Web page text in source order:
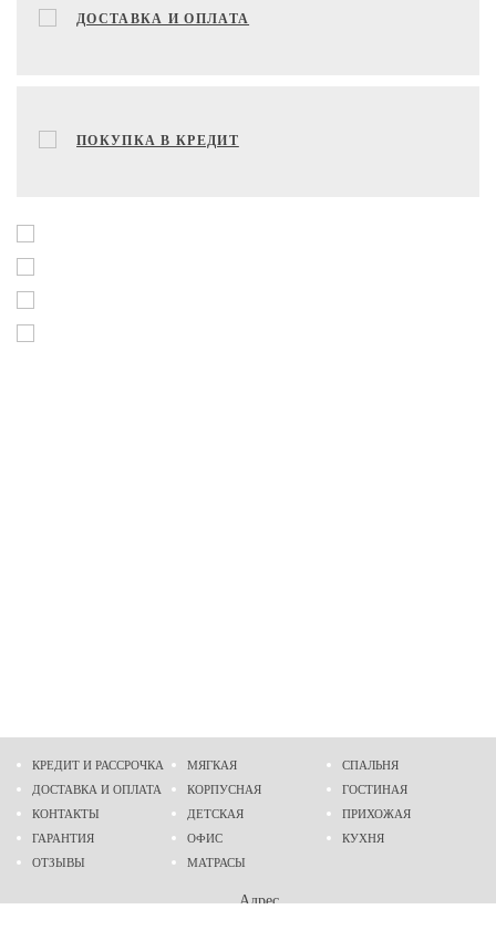
ДОСТАВКА И ОПЛАТА
ПОКУПКА В КРЕДИТ
КРЕДИТ И РАССРОЧКА
ДОСТАВКА И ОПЛАТА
КОНТАКТЫ
ГАРАНТИЯ
ОТЗЫВЫ
МЯГКАЯ
КОРПУСНАЯ
ДЕТСКАЯ
ОФИС
МАТРАСЫ
СПАЛЬНЯ
ГОСТИНАЯ
ПРИХОЖАЯ
КУХНЯ
Адрес